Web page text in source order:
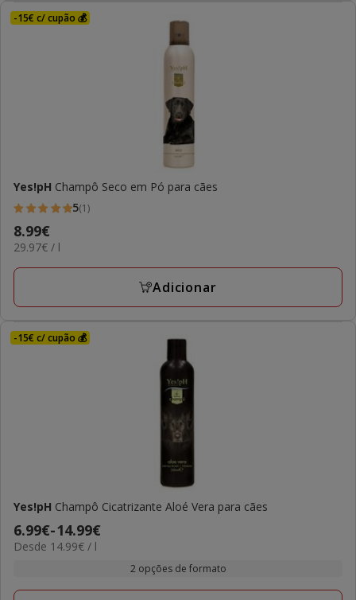
-15€ c/ cupão 💰
Yes!pH Champô Seco em Pó para cães
5
estrelas
com
1
5(1)
Preço
8.99€
8.99€
29.97€
L
29.97€ / l
Adicionar
-15€ c/ cupão 💰
Yes!pH Champô Cicatrizante Aloé Vera para cães
Preço
de
a
6.99€-14.99€
14.99€
Desde 14.99€ / l
2 opções de formato